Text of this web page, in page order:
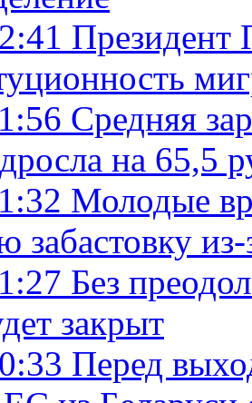
Президент
Средняя
на 65,5
Молодые
забастовку
Без
закрыт
Перед